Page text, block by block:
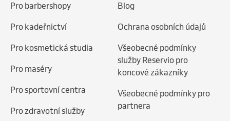
Pro barbershopy
Pro kadeřnictví
Pro kosmetická studia
Pro maséry
Pro sportovní centra
Pro zdravotní služby
Blog
Ochrana osobních údajů
Všeobecné podmínky
služby Reservio pro
koncové zákazníky
Všeobecné podmínky pro
partnera